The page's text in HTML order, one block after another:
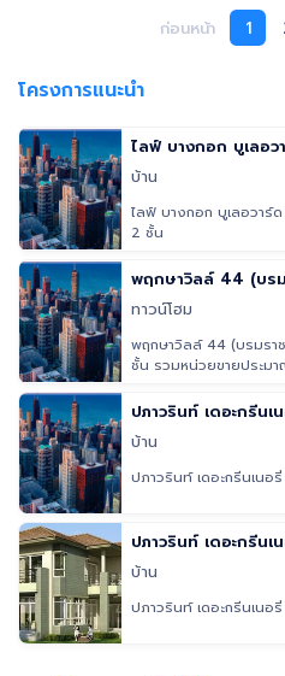
สะดวก • ใกล้ ถ.บรมราชชนนี และ ถ.กาญ
อุตสาหกรรมบางใหญ่-สมุทรสาคร 🏫 สถ
เกษตรศาสตร์ กำแพงแสน (12 นาที) 🎯 เห
อุตสาหกรรม, ธุรกิจการเกษตรแปรรูป, ศู
Cost) 💰 ราคา 30,000,000 บาท
ก่อนหน้า 1
โครงการแนะนำ
ไลฟ์ บางกอก บูเลอว
บ้าน
ไลฟ์ บางกอก บูเลอวาร์
2 ชั้น
พฤกษาวิลล์ 44 (บร
ทาวน์โฮม
พฤกษาวิลล์ 44 (บรมรา
ชั้น รวมหน่วยขายประม
ปภาวรินท์ เดอะกรีนเ
บ้าน
ปภาวรินท์ เดอะกรีนเนอ
ปภาวรินท์ เดอะกรีนเ
บ้าน
ปภาวรินท์ เดอะกรีนเนอ